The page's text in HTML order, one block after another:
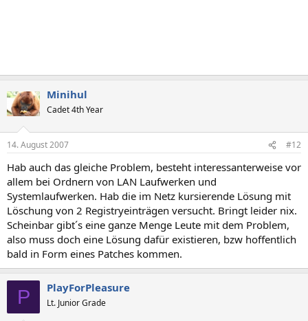
Minihul
Cadet 4th Year
14. August 2007 #12
Hab auch das gleiche Problem, besteht interessanterweise vor
allem bei Ordnern von LAN Laufwerken und
Systemlaufwerken. Hab die im Netz kursierende Lösung mit
Löschung von 2 Registryeinträgen versucht. Bringt leider nix.
Scheinbar gibt´s eine ganze Menge Leute mit dem Problem,
also muss doch eine Lösung dafür existieren, bzw hoffentlich
bald in Form eines Patches kommen.
P PlayForPleasure
Lt. Junior Grade